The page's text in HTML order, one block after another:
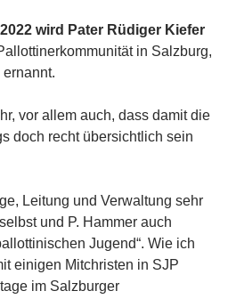
wird Pater Rüdiger Kiefer
in Salzburg,
vor allem auch, dass damit die
doch recht übersichtlich sein
Leitung und Verwaltung sehr
und P. Hammer auch
Jugend“. Wie ich
einigen Mitchristen in SJP
im Salzburger